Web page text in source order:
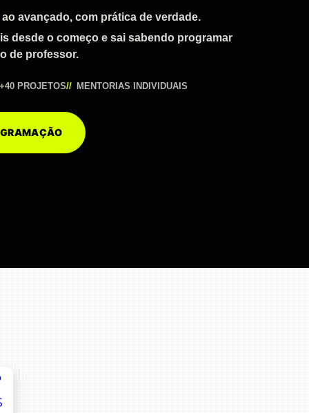
avançado, com prática de verdade.
desde o começo e sai sabendo programar
de professor.
+40 PROJETOS MENTORIAS INDIVIDUAIS